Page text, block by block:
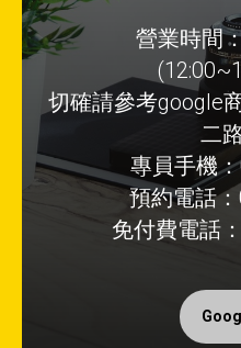
營業時間
切確請參考google
二
專員手機
預約電話
免付費電話